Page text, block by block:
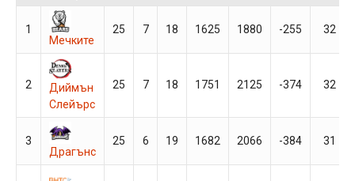
1
Мечките
25 7 18 1625 1880 -255 32
2
Диймън
Слейърс
25 7 18 1751 2125 -374 32
3
Драгънс
25 6 19 1682 2066 -384 31